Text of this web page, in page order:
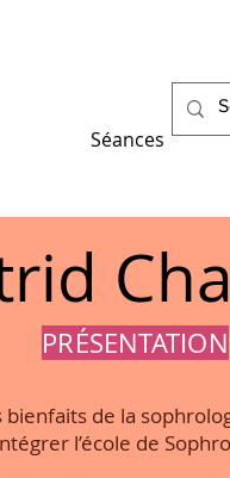
Séances
PRÉSENTATION
bienfaits de la
l’école de